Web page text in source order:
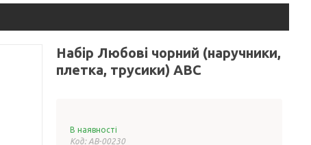
Набір Любові чорний (наручники,
плетка, трусики) ABC
В наявності
Код: AB-00230